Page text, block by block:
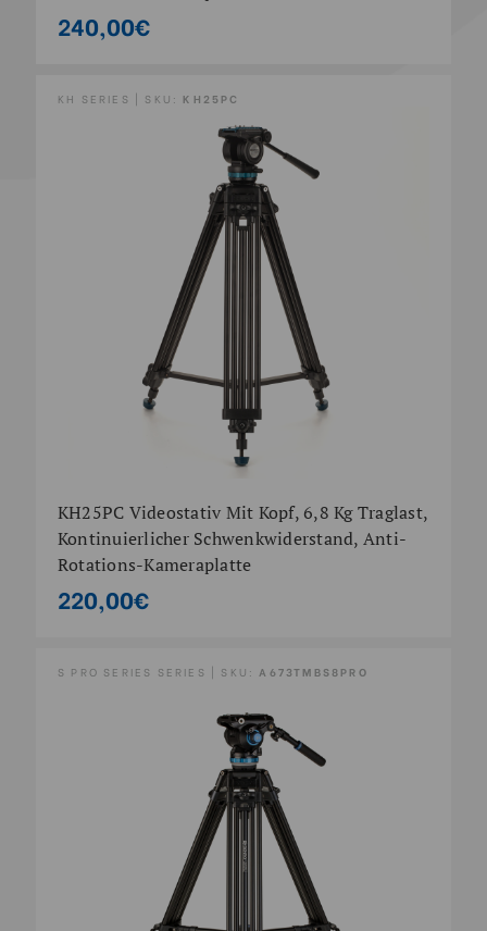
240,00€
KH SERIES | SKU: KH25PC
KH25PC Videostativ Mit Kopf, 6,8 Kg Traglast,
Kontinuierlicher Schwenkwiderstand, Anti-
Rotations-Kameraplatte
220,00€
S PRO SERIES SERIES | SKU:A673TMBS8PRO